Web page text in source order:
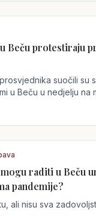
Beču protestiraju
suočili su
u Beču u nedjelju na
mogu raditi u Beču
pandemije?
ali nisu sva